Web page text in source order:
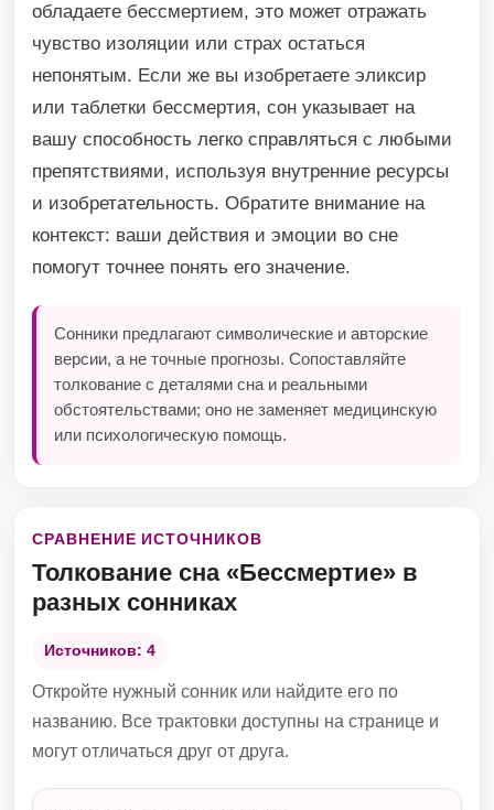
обладаете бессмертием, это может отражать
чувство изоляции или страх остаться
непонятым. Если же вы изобретаете эликсир
или таблетки бессмертия, сон указывает на
вашу способность легко справляться с любыми
препятствиями, используя внутренние ресурсы
и изобретательность. Обратите внимание на
контекст: ваши действия и эмоции во сне
помогут точнее понять его значение.
Сонники предлагают символические и авторские
версии, а не точные прогнозы. Сопоставляйте
толкование с деталями сна и реальными
обстоятельствами; оно не заменяет медицинскую
или психологическую помощь.
СРАВНЕНИЕ ИСТОЧНИКОВ
Толкование сна «Бессмертие» в
разных сонниках
Источников: 4
Откройте нужный сонник или найдите его по
названию. Все трактовки доступны на странице и
могут отличаться друг от друга.